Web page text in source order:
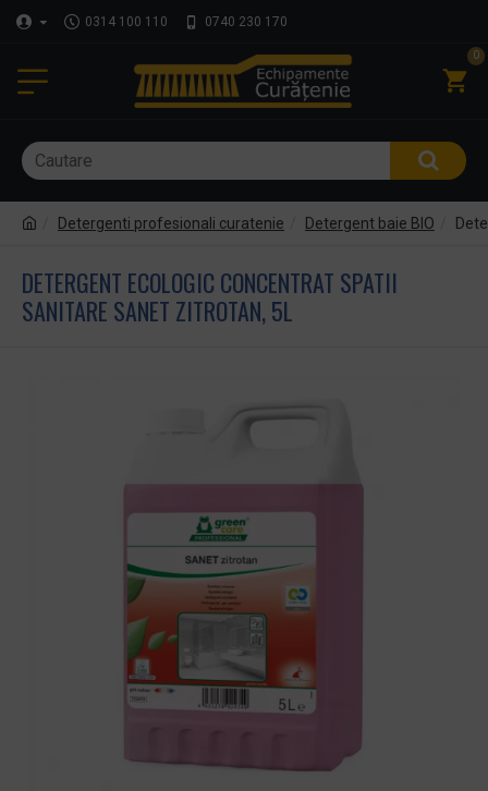
0314 100 110 0740 230 170
0
Detergenti profesionali curatenie Detergent baie BIO
DETERGENT ECOLOGIC CONCENTRAT SPATII
SANITARE SANET ZITROTAN, 5L